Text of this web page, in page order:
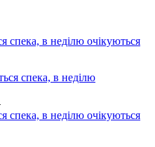
спека, в неділю очікуються
спека, в неділю очікуються